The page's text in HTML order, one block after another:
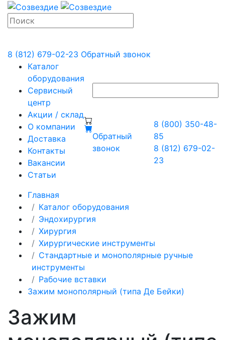
8 (812) 679-02-23 Обратный звонок
Каталог
оборудования
Сервисный
центр
Акции / склад
О компании
Доставка
Контакты
Вакансии
Статьи
Обратный
звонок
8 (800) 350-48-
85
8 (812) 679-02-
23
Главная
Каталог оборудования
Эндохирургия
Хирургия
Хирургические инструменты
Стандартные и монополярные ручные
инструменты
Рабочие вставки
Зажим монополярный (типа Де Бейки)
Зажим